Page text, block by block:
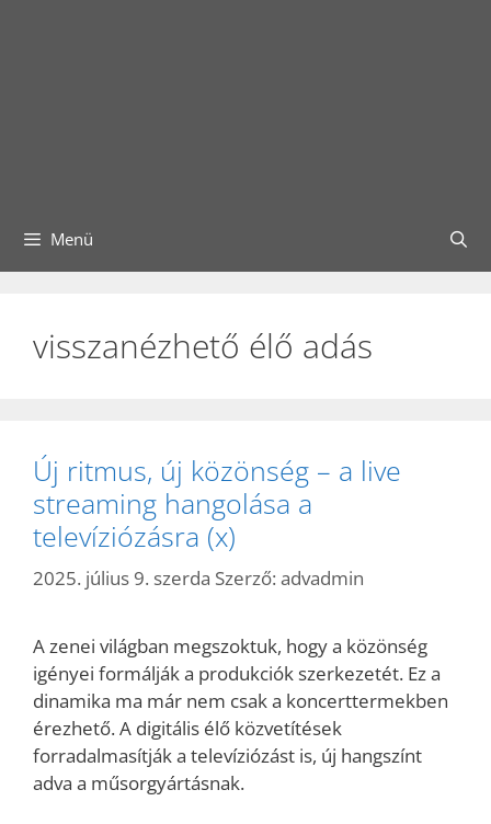
Menü
visszanézhető élő adás
Új ritmus, új közönség – a live
streaming hangolása a
televíziózásra (x)
2025. július 9. szerda Szerző: advadmin
A zenei világban megszoktuk, hogy a közönség
igényei formálják a produkciók szerkezetét. Ez a
dinamika ma már nem csak a koncerttermekben
érezhető. A digitális élő közvetítések
forradalmasítják a televíziózást is, új hangszínt
adva a műsorgyártásnak.